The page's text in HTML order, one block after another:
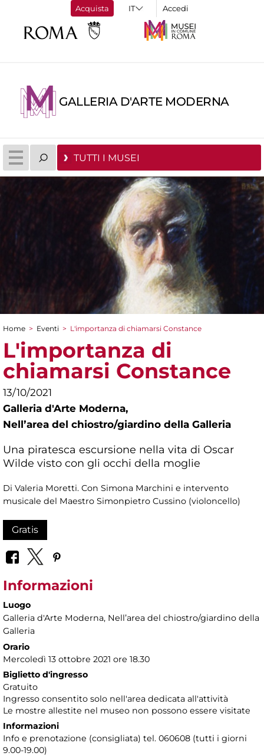
Acquista Accedi
GALLERIA D'ARTE MODERNA
TUTTI I MUSEI
Tu sei qui
Home > Eventi > L'importanza di chiamarsi Constance
L'importanza di
chiamarsi Constance
13/10/2021
Galleria d'Arte Moderna,
Nellʼarea del chiostro/giardino della Galleria
Una piratesca escursione nella vita di Oscar
Wilde visto con gli occhi della moglie
Di Valeria Moretti. Con Simona Marchini e intervento
musicale del Maestro Simonpietro Cussino (violoncello)
Gratis
Informazioni
Luogo
Galleria d'Arte Moderna, Nellʼarea del chiostro/giardino della
Galleria
Orario
Mercoledì 13 ottobre 2021 ore 18.30
Biglietto d'ingresso
Gratuito
Ingresso consentito solo nell'area dedicata all'attività
Le mostre allestite nel museo non possono essere visitate
Informazioni
Info e prenotazione (consigliata) tel. 060608 (tutti i giorni
9.00-19.00)